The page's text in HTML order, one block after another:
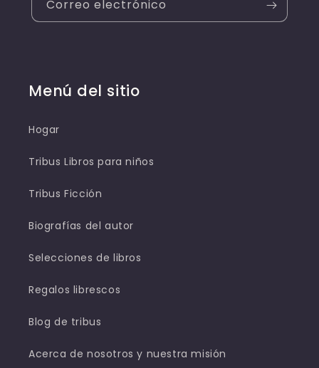
Correo electrónico
Menú del sitio
Hogar
Tribus Libros para niños
Tribus Ficción
Biografías del autor
Selecciones de libros
Regalos librescos
Blog de tribus
Acerca de nosotros y nuestra misión